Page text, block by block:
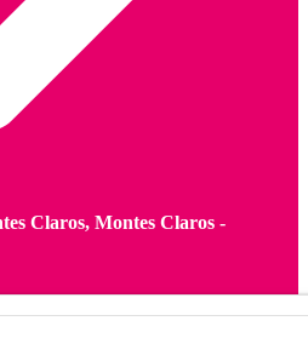
Claros, Montes Claros -